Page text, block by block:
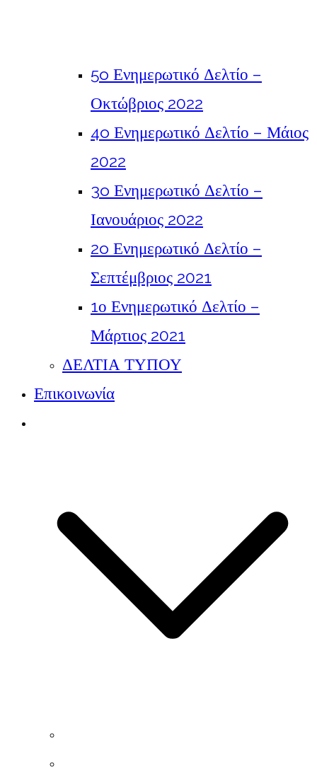
5o Ενημερωτικό Δελτίο –
Οκτώβριος 2022
4o Ενημερωτικό Δελτίο – Μάιος
2022
3o Ενημερωτικό Δελτίο –
Ιανουάριος 2022
2o Ενημερωτικό Δελτίο –
Σεπτέμβριος 2021
1ο Ενημερωτικό Δελτίο –
Μάρτιος 2021
ΔΕΛΤΙΑ ΤΥΠΟΥ
Επικοινωνία